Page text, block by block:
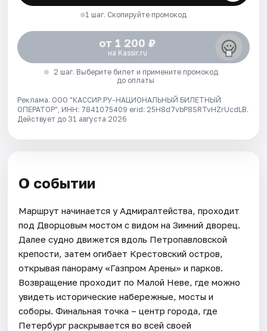
1 шаг. Скопируйте промокод
от 1 200 ₽
на Kassir.ru
2 шаг. Выберите билет и примените промокод
до оплаты
Реклама. ООО "КАССИР.РУ-НАЦИОНАЛЬНЫЙ БИЛЕТНЫЙ
ОПЕРАТОР", ИНН: 7841075409 erid: 25H8d7vbP8SRTvHZrUcdLB.
Действует до 31 августа 2026
О событии
Маршрут начинается у Адмиралтейства, проходит
под Дворцовым мостом с видом на Зимний дворец.
Далее судно движется вдоль Петропавловской
крепости, затем огибает Крестовский остров,
открывая панораму «Газпром Арены» и парков.
Возвращение проходит по Малой Неве, где можно
увидеть исторические набережные, мосты и
соборы. Финальная точка – центр города, где
Петербург раскрывается во всей своей